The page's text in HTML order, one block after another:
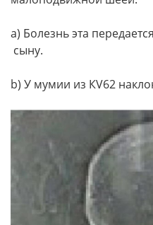
а) Болезнь эта
сыну.
b) У мумии из КV62